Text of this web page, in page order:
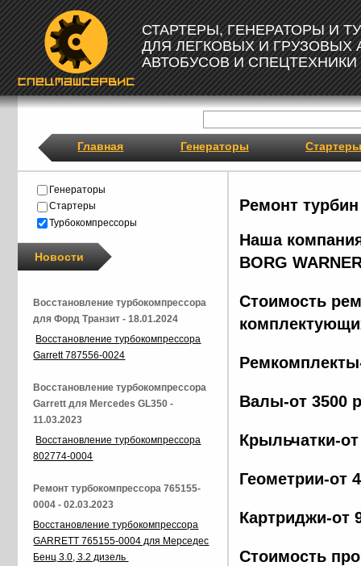
СТАРТЕРЫ, ГЕНЕРАТОРЫ И
ДЛЯ ЛЕГКОВЫХ И ГРУЗОВЫХ
АВТОБУСОВ И СПЕЦТЕХНИКИ
Главная Генераторы Стартеры
Ремонт турбин
Наша
BORG
Стоимость
Валы-от 3500
Крыльчатки-
Геометрии-от
Картриджи-от
Стоимость
Генераторы
Стартеры
Турбокомпрессоры
Новости
Восстановление турбокомпрессора
для Форд Транзит - 18.01.2024
Восстановление турбокомпрессора
Garrett 787556-0024
Восстановление турбокомпрессора
Garrett для Mercedes GL350 -
11.03.2023
Восстановление турбокомпрессора
802774-0004
Ремонт турбокомпрессора 765155-
0004 - 02.03.2023
Восстановление турбокомпрессора
GARRETT 765155-0004 для Мерседес
Бенц 3.0, 3.2 дизель